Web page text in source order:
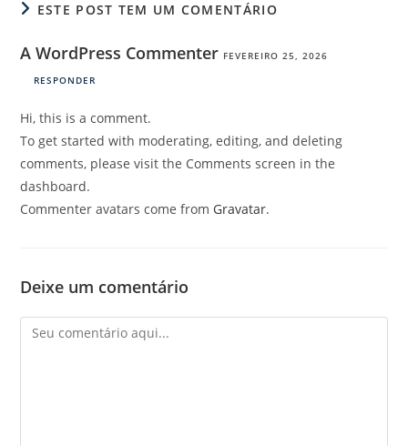
ESTE POST TEM UM COMENTÁRIO
A WordPress Commenter FEVEREIRO 25, 2026
RESPONDER
Hi, this is a comment.
To get started with moderating, editing, and deleting
comments, please visit the Comments screen in the
dashboard.
Commenter avatars come from Gravatar.
Deixe um comentário